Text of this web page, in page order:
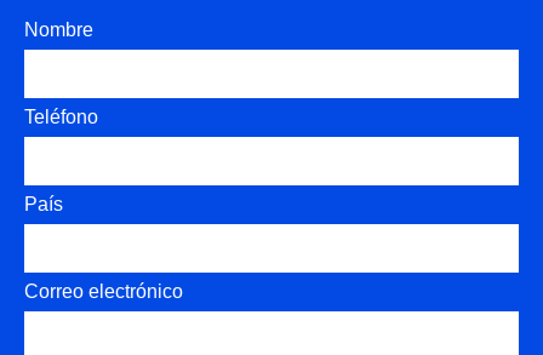
Nombre
Teléfono
País
Correo electrónico